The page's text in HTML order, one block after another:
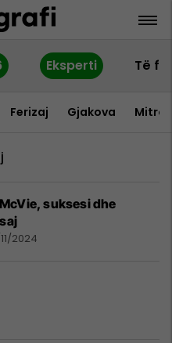
Eksperti Të
Ferizaj Gjakova
suksesi dhe
2024